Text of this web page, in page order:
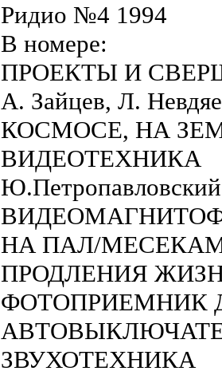
Ридио №4 1994
В номере:
ПРОЕКТЫ И
А. Зайцев, Л.
КОСМОСЕ, НА
ВИДЕОТЕХНИКА
НА ПАЛ/
ПРОДЛЕНИЯ
ФОТОПРИЕМНИК
ЗВУХОТЕХНИКА